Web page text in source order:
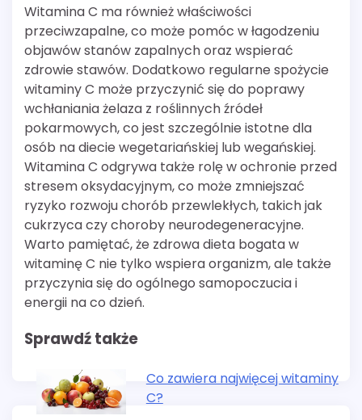
Witamina C ma również właściwości
przeciwzapalne, co może pomóc w łagodzeniu
objawów stanów zapalnych oraz wspierać
zdrowie stawów. Dodatkowo regularne spożycie
witaminy C może przyczynić się do poprawy
wchłaniania żelaza z roślinnych źródeł
pokarmowych, co jest szczególnie istotne dla
osób na diecie wegetariańskiej lub wegańskiej.
Witamina C odgrywa także rolę w ochronie przed
stresem oksydacyjnym, co może zmniejszać
ryzyko rozwoju chorób przewlekłych, takich jak
cukrzyca czy choroby neurodegeneracyjne.
Warto pamiętać, że zdrowa dieta bogata w
witaminę C nie tylko wspiera organizm, ale także
przyczynia się do ogólnego samopoczucia i
energii na co dzień.
Sprawdź także
Co zawiera najwięcej witaminy
C?